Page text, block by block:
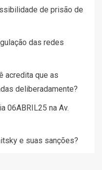
de prisão de
das redes
acredita que as
deliberadamente?
06ABRIL25 na Av.
e suas sanções?